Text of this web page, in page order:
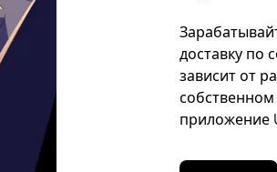
доставку по
зависит от
приложение